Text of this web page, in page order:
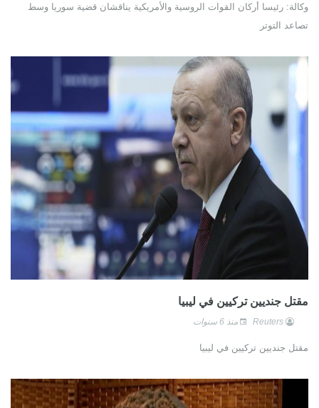
وكالة: رئيسا أركان القوات الروسية والأمريكية يناقشان قضية سوريا وسط
تصاعد التوتر
مقتل جنديين تركيين في ليبيا
Reuters منذ 6 سنوات
مقتل جنديين تركيين في ليبيا